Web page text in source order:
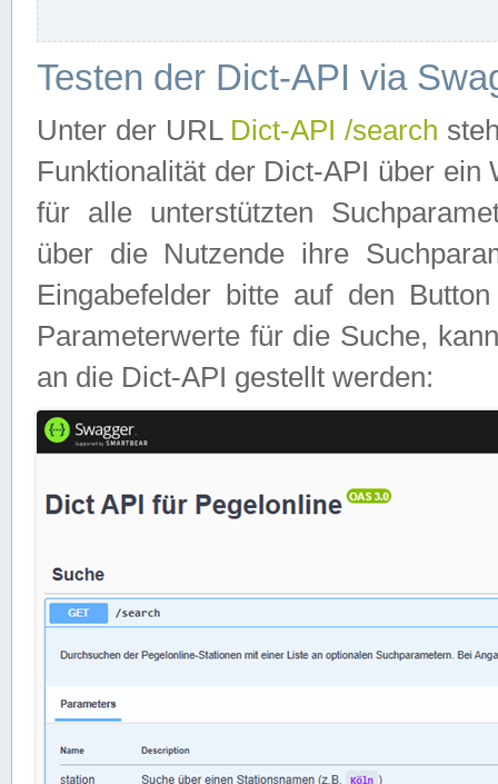
Testen der Dict-API via
Unter der URL Dict-API /search
Funktionalität der Dict-API über
für alle unterstützten
über die Nutzende ihre
Eingabefelder bitte auf den
Parameterwerte für die Suche,
an die Dict-API gestellt werden: